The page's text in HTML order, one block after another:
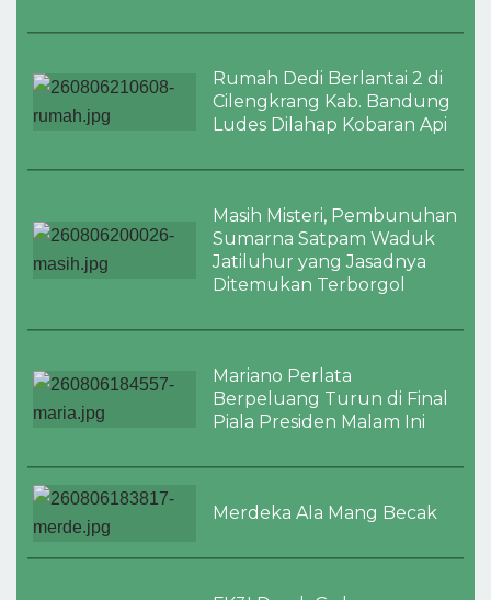
Rumah Dedi Berlantai 2 di
Cilengkrang Kab. Bandung
Ludes Dilahap Kobaran Api
Masih Misteri, Pembunuhan
Sumarna Satpam Waduk
Jatiluhur yang Jasadnya
Ditemukan Terborgol
Mariano Perlata
Berpeluang Turun di Final
Piala Presiden Malam Ini
Merdeka Ala Mang Becak